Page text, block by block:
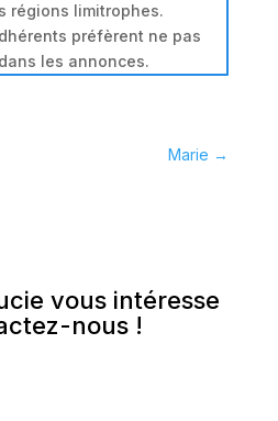
régions limitrophes.
préfèrent ne pas
les annonces.
Marie →
vous intéresse
nous !